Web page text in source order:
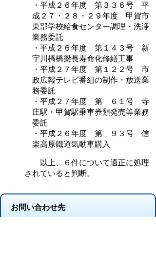
・平成２６年度 第３３６号 平
成２７・２８・２９年度 甲賀市
東部学校給食センター調理・洗浄
業務委託
・平成２６年度 第１４３号 新
宇川橋橋梁長寿命化修繕工事
・平成２７年度 第１２２号 市
政広報テレビ番組の制作・放送業
務委託
・平成２７年度 第 ６１号 寺
庄駅・甲賀駅乗車券類発売等業務
委託
・平成２６年度 第 ９３号 信
楽高原鐵道気動車購入
以上、６件について適正に処理
されていると判断。
お問い合わせ先